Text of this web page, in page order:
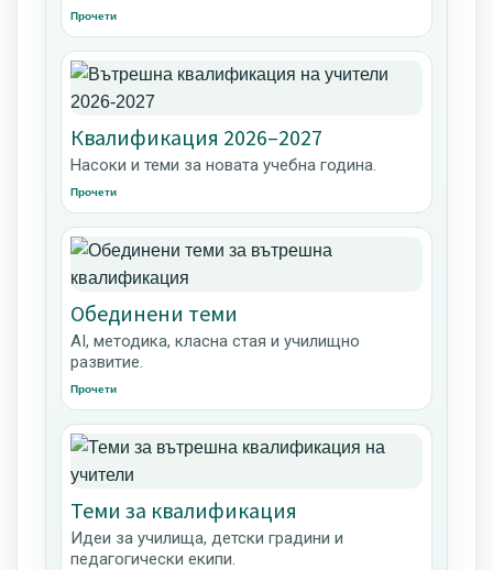
Прочети
Квалификация 2026–2027
Насоки и теми за новата учебна година.
Прочети
Обединени теми
AI, методика, класна стая и училищно
развитие.
Прочети
Теми за квалификация
Идеи за училища, детски градини и
педагогически екипи.